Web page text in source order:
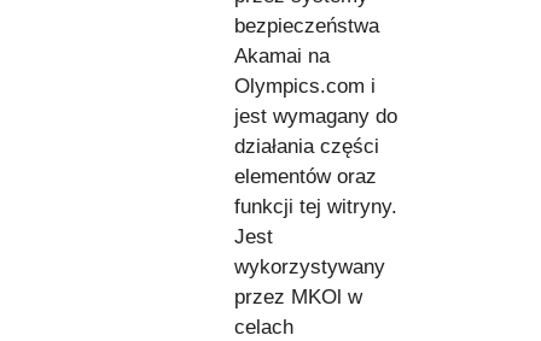
bezpieczeństwa
Akamai na
Olympics.com i
jest wymagany do
działania części
elementów oraz
funkcji tej witryny.
Jest
wykorzystywany
przez MKOl w
celach